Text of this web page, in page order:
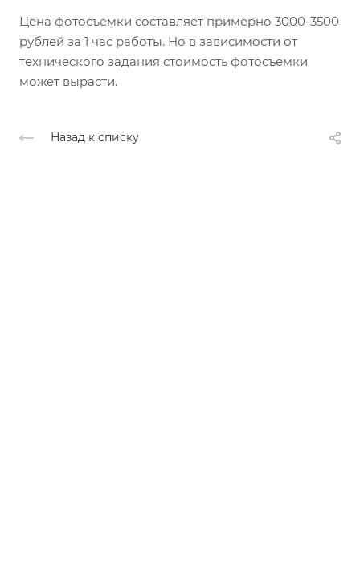
Цена фотосъемки составляет примерно 3000-3500
рублей за 1 час работы. Но в зависимости от
технического задания стоимость фотосъемки
может вырасти.
Назад к списку